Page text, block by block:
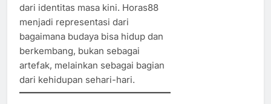
dari identitas masa kini. Horas88
menjadi representasi dari
bagaimana budaya bisa hidup dan
berkembang, bukan sebagai
artefak, melainkan sebagai bagian
dari kehidupan sehari-hari.